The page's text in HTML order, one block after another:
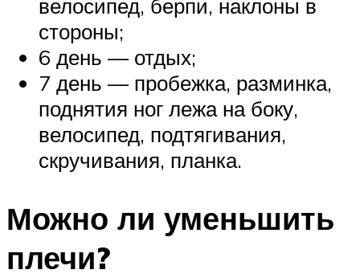
велосипед, берпи, наклоны в
стороны;
6 день — отдых;
7 день — пробежка, разминка,
поднятия ног лежа на боку,
велосипед, подтягивания,
скручивания, планка.
Можно ли уменьшить
плечи?